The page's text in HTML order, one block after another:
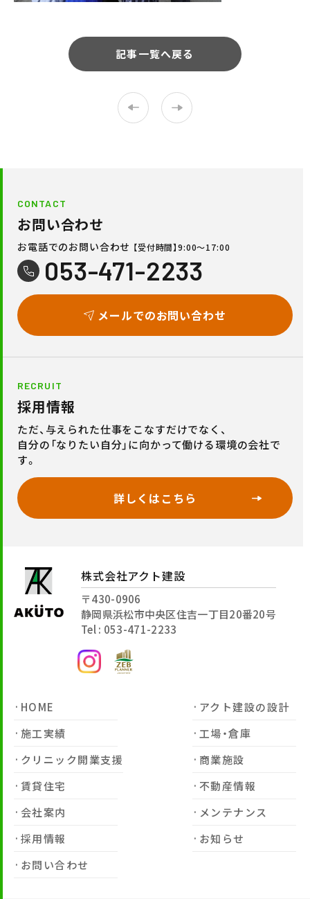
記事一覧へ戻る
CONTACT
お問い合わせ
お電話でのお問い合わせ 【受付時間】9:00〜17:00
053-471-2233
メールでのお問い合わせ
RECRUIT
採用情報
ただ、与えられた仕事をこなすだけでなく、
自分の「なりたい自分」に向かって働ける環境の会社で
す。
詳しくはこちら
株式会社アクト建設
〒430-0906
静岡県浜松市中央区住吉一丁目20番20号
Tel : 053-471-2233
HOME
アクト建設の設計
施工実績
工場・倉庫
クリニック開業支援
商業施設
賃貸住宅
不動産情報
会社案内
メンテナンス
採用情報
お知らせ
お問い合わせ